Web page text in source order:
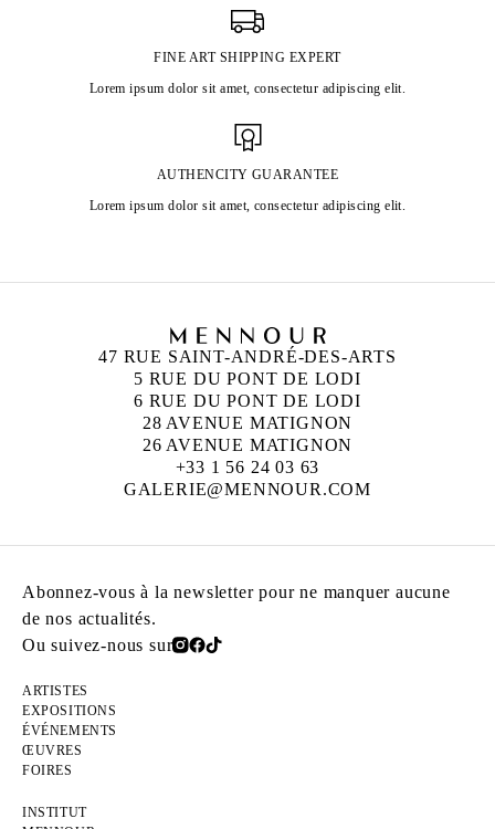
FINE ART SHIPPING EXPERT
Lorem ipsum dolor sit amet, consectetur adipiscing elit.
AUTHENCITY GUARANTEE
Lorem ipsum dolor sit amet, consectetur adipiscing elit.
47 RUE SAINT-ANDRÉ-DES-ARTS
5 RUE DU PONT DE LODI
6 RUE DU PONT DE LODI
28 AVENUE MATIGNON
26 AVENUE MATIGNON
+33 1 56 24 03 63
GALERIE@MENNOUR.COM
Abonnez-vous à la newsletter pour ne manquer aucune
de nos actualités.
Ou suivez-nous sur
ARTISTES
EXPOSITIONS
ÉVÉNEMENTS
ŒUVRES
FOIRES
INSTITUT